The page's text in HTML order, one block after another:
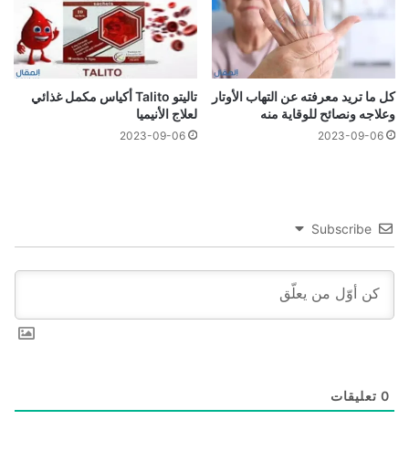
كل ما تريد معرفته عن التهاب الأوتار
وعلاجه ونصائح للوقاية منه
2023-09-06
تاليتو Talito أكياس مكمل غذائي
لعلاج الأنيميا
2023-09-06
Subscribe
0 تعليقات